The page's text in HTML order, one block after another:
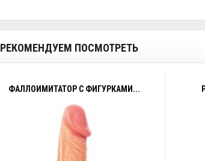
РЕКОМЕНДУЕМ ПОСМОТРЕТЬ
ФАЛЛОИМИТАТОР С ФИГУРКАМИ...